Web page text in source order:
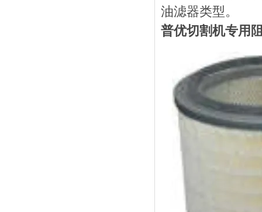
油滤器类型。
普优切割机专用